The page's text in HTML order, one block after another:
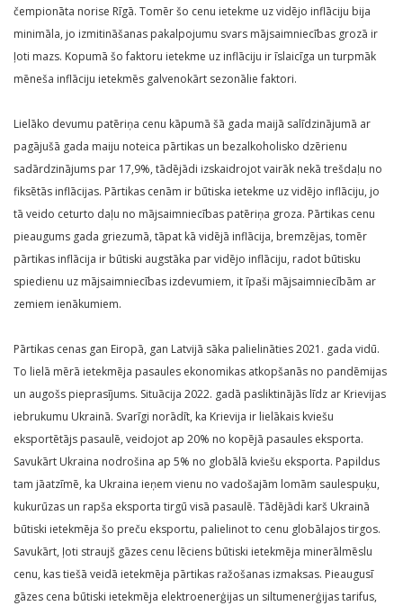
čempionāta norise Rīgā. Tomēr šo cenu ietekme uz vidējo inflāciju bija
minimāla, jo izmitināšanas pakalpojumu svars mājsaimniecības grozā ir
ļoti mazs. Kopumā šo faktoru ietekme uz inflāciju ir īslaicīga un turpmāk
mēneša inflāciju ietekmēs galvenokārt sezonālie faktori.
Lielāko devumu patēriņa cenu kāpumā šā gada maijā salīdzinājumā ar
pagājušā gada maiju noteica pārtikas un bezalkoholisko dzērienu
sadārdzinājums par 17,9%, tādējādi izskaidrojot vairāk nekā trešdaļu no
fiksētās inflācijas. Pārtikas cenām ir būtiska ietekme uz vidējo inflāciju, jo
tā veido ceturto daļu no mājsaimniecības patēriņa groza. Pārtikas cenu
pieaugums gada griezumā, tāpat kā vidējā inflācija, bremzējas, tomēr
pārtikas inflācija ir būtiski augstāka par vidējo inflāciju, radot būtisku
spiedienu uz mājsaimniecības izdevumiem, it īpaši mājsaimniecībām ar
zemiem ienākumiem.
Pārtikas cenas gan Eiropā, gan Latvijā sāka palielināties 2021. gada vidū.
To lielā mērā ietekmēja pasaules ekonomikas atkopšanās no pandēmijas
un augošs pieprasījums. Situācija 2022. gadā pasliktinājās līdz ar Krievijas
iebrukumu Ukrainā. Svarīgi norādīt, ka Krievija ir lielākais kviešu
eksportētājs pasaulē, veidojot ap 20% no kopējā pasaules eksporta.
Savukārt Ukraina nodrošina ap 5% no globālā kviešu eksporta. Papildus
tam jāatzīmē, ka Ukraina ieņem vienu no vadošajām lomām saulespuķu,
kukurūzas un rapša eksporta tirgū visā pasaulē. Tādējādi karš Ukrainā
būtiski ietekmēja šo preču eksportu, palielinot to cenu globālajos tirgos.
Savukārt, ļoti straujš gāzes cenu lēciens būtiski ietekmēja minerālmēslu
cenu, kas tiešā veidā ietekmēja pārtikas ražošanas izmaksas. Pieaugusī
gāzes cena būtiski ietekmēja elektroenerģijas un siltumenerģijas tarifus,